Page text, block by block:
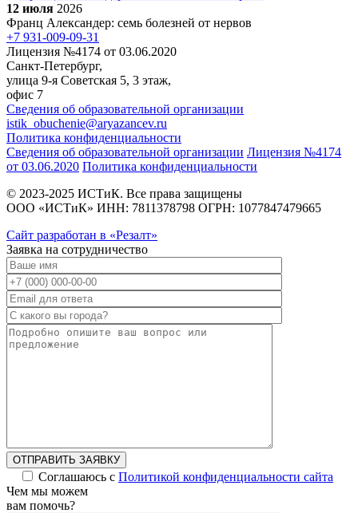
12 июля 2026
Франц Александер: семь болезней от нервов
+7 931-009-09-31
Лицензия №4174 от 03.06.2020
Санкт-Петербург,
улица 9-я Советская 5​, 3 этаж,
офис 7
Сведения об образовательной организации
istik_obuchenie@aryazancev.ru
Политика конфиденциальности
Сведения об образовательной организации Лицензия №4174
от 03.06.2020 Политика конфиденциальности
© 2023-2025 ИСТиК. Все права защищены
ООО «ИСТиК» ИНН: 7811378798 ОГРН: 1077847479665
Сайт разработан в «Резалт»
Заявка на сотрудничество
ОТПРАВИТЬ ЗАЯВКУ
Соглашаюсь с Политикой конфиденциальности сайта
Alternative:
Чем мы можем
вам помочь?